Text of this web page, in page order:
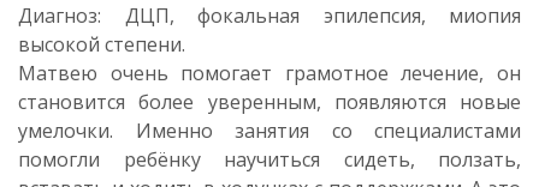
Диагноз: ДЦП, фокальная эпилепсия, миопия
высокой степени.
Матвею очень помогает грамотное лечение, он
становится более уверенным, появляются новые
умелочки. Именно занятия со специалистами
помогли ребёнку научиться сидеть, ползать,